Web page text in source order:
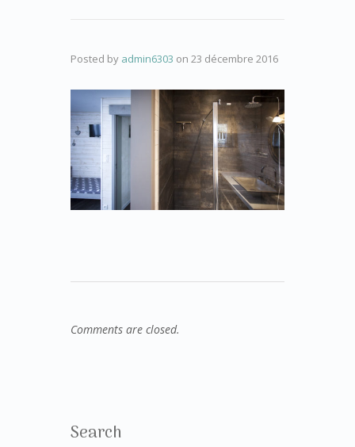
Posted by admin6303 on 23 décembre 2016
Comments are closed.
Search